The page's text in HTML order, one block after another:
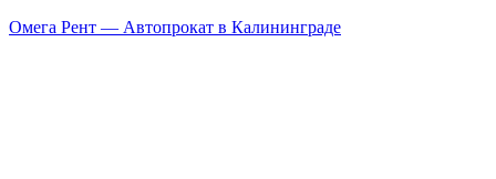
Омега Рент — Автопрокат в Калининграде